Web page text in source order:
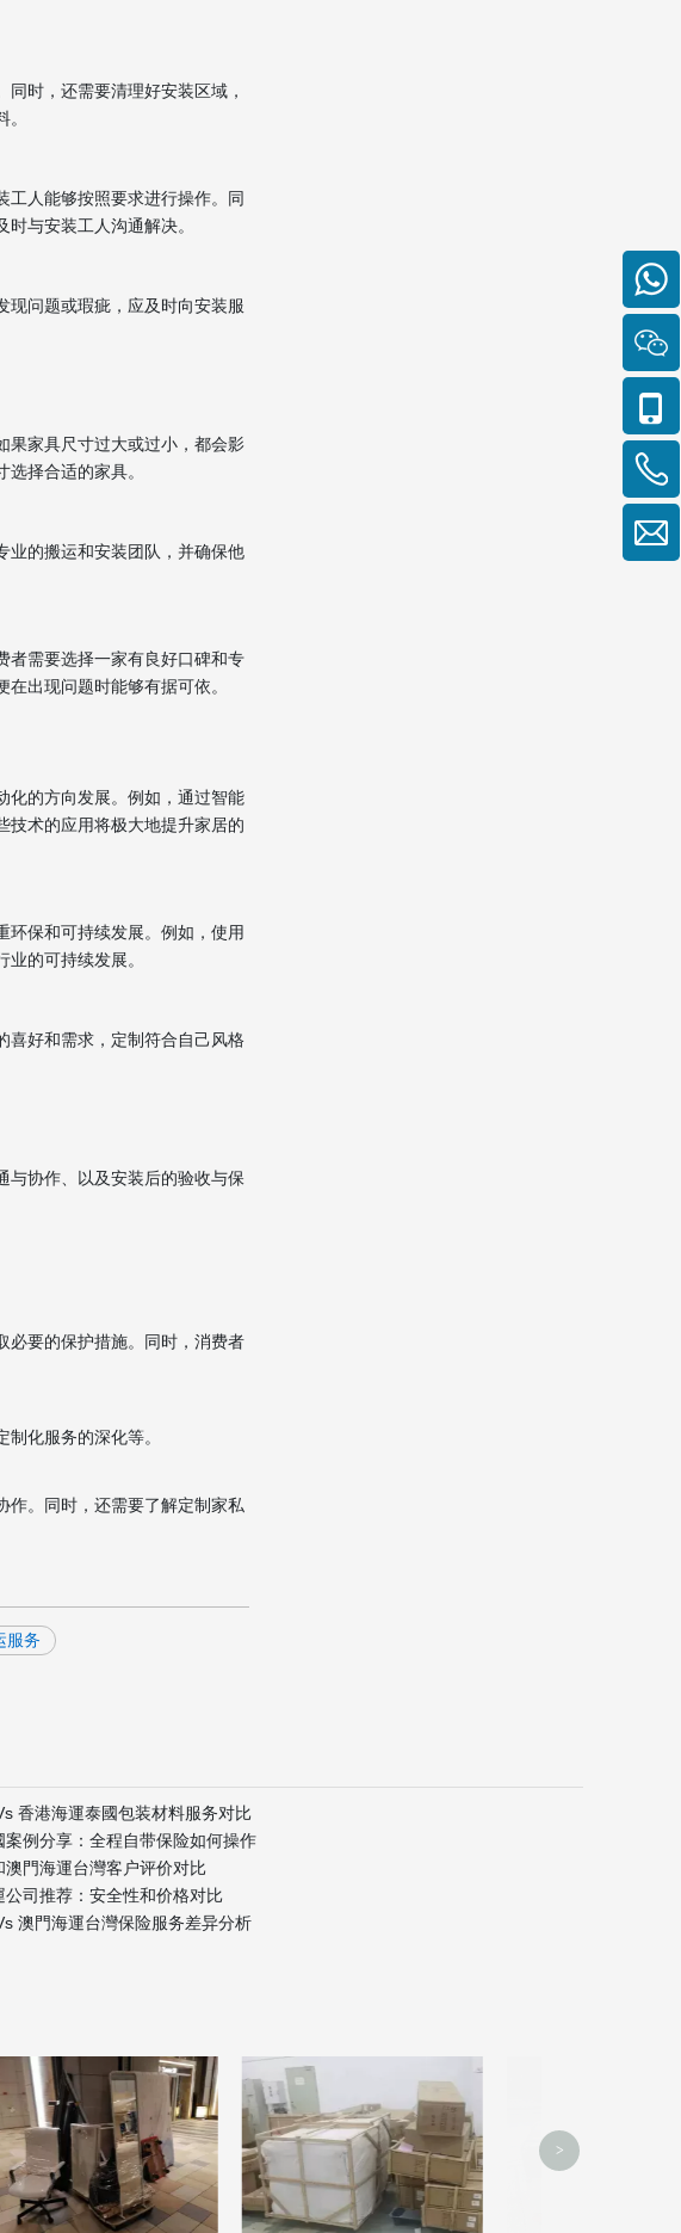
时，还需要清理好安装区域，
工人能够按照要求进行操作。同
与安装工人沟通解决。
现问题或瑕疵，应及时向安装服
果家具尺寸过大或过小，都会影
择合适的家具。
业的搬运和安装团队，并确保他
者需要选择一家有良好口碑和专
出现问题时能够有据可依。
化的方向发展。例如，通过智能
技术的应用将极大地提升家居的
环保和可持续发展。例如，使用
的可持续发展。
喜好和需求，定制符合自己风格
与协作、以及安装后的验收与保
必要的保护措施。同时，消费者
化服务的深化等。
作。同时，还需要了解定制家私
服务
香港海運泰國包装材料服务对比
案例分享：全程自带保险如何操作
門海運台灣客户评价对比
公司推荐：安全性和价格对比
澳門海運台灣保险服务差异分析
>